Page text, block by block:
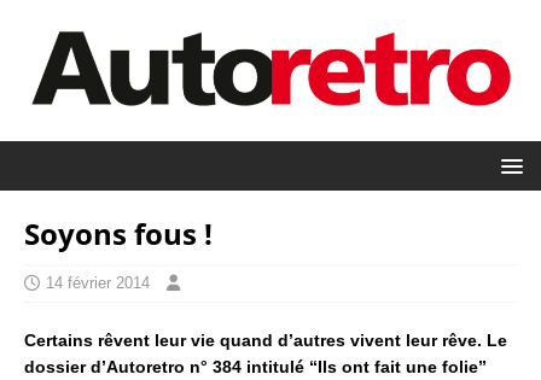
Soyons fous !
14 février 2014
Certains rêvent leur vie quand d’autres vivent leur rêve. Le
dossier d’Autoretro n° 384 intitulé “Ils ont fait une folie”